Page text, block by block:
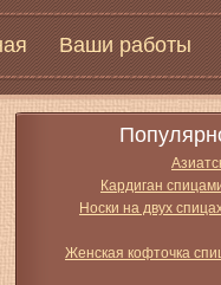
Ваши работы
Кардиган
Носки на двух
Женская кофточка